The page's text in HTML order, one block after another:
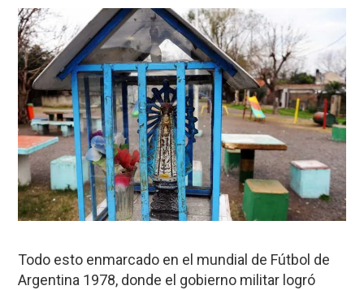
Todo esto enmarcado en el mundial de Fútbol de
Argentina 1978, donde el gobierno militar logró